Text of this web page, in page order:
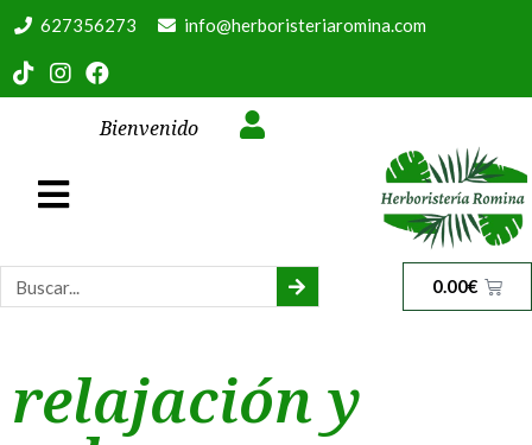
627356273 info@herboristeriaromina.com
Bienvenido
0.00€
relajación y